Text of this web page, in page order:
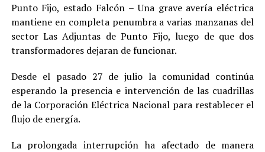
Punto Fijo, estado Falcón – Una grave avería eléctrica
mantiene en completa penumbra a varias manzanas del
sector Las Adjuntas de Punto Fijo, luego de que dos
transformadores dejaran de funcionar.
Desde el pasado 27 de julio la comunidad continúa
esperando la presencia e intervención de las cuadrillas
de la Corporación Eléctrica Nacional para restablecer el
flujo de energía.
La prolongada interrupción ha afectado de manera